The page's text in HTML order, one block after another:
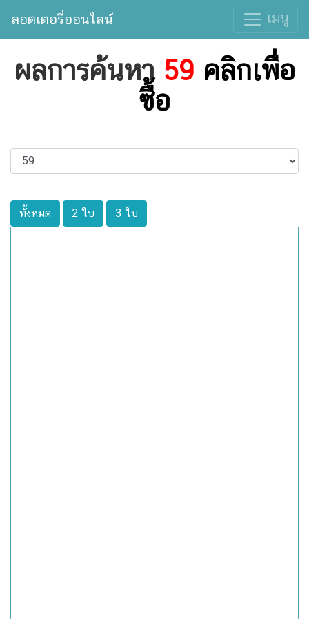
ลอตเตอรี่ออนไลน์ เมนู
ผลการค้นหา 59 คลิกเพื่อ
ซื้อ
ทั้งหมด 2 ใบ 3 ใบ